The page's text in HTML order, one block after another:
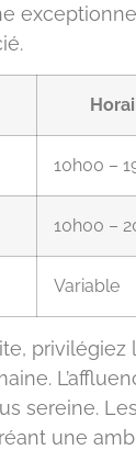
10h00 –
10h00 –
Variable
privilégiez
sereine.
une